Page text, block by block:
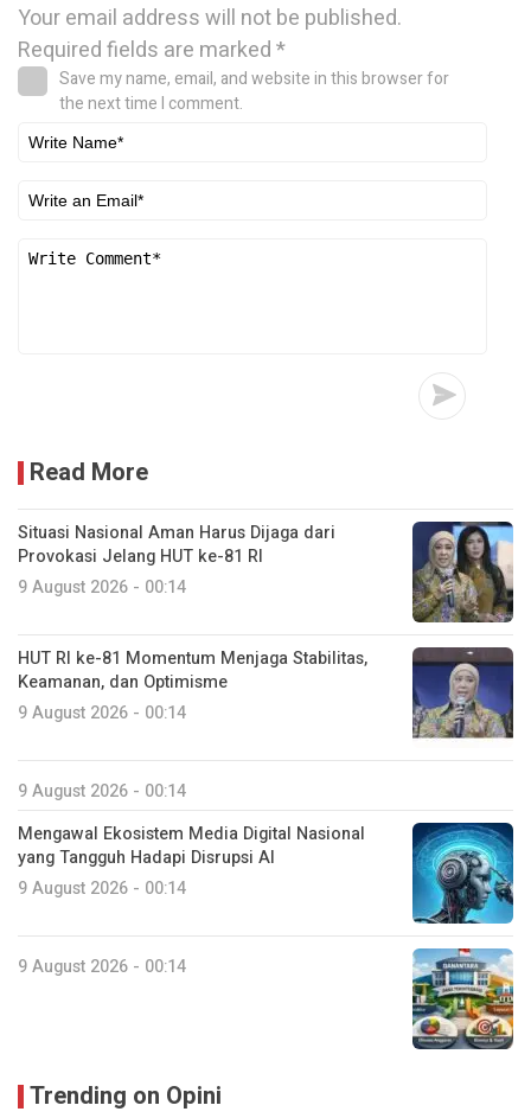
Your email address will not be published.
Required fields are marked*
Save my name, email, and website in this browser for
the next time I comment.
Read More
Situasi Nasional Aman Harus Dijaga dari
Provokasi Jelang HUT ke-81 RI
9 August 2026 - 00:14
HUT RI ke-81 Momentum Menjaga Stabilitas,
Keamanan, dan Optimisme
9 August 2026 - 00:14
9 August 2026 - 00:14
Mengawal Ekosistem Media Digital Nasional
yang Tangguh Hadapi Disrupsi AI
9 August 2026 - 00:14
9 August 2026 - 00:14
Trending on Opini